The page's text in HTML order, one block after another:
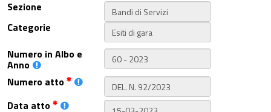
Sezione
Categorie
Numero in Albo e
Anno
Numero atto
Data atto